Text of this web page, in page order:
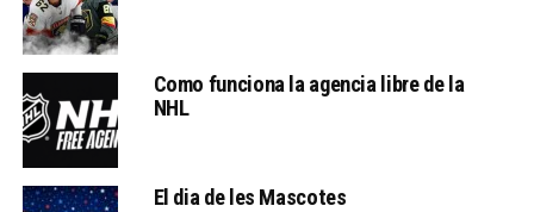
Como funciona la agencia libre de la
NHL
El dia de les Mascotes